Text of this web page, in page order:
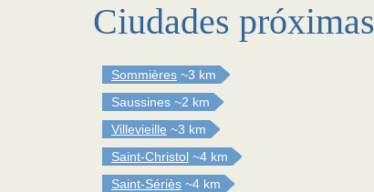
Ciudades próximas
Sommières ~3 km
Saussines ~2 km
Villevieille ~3 km
Saint-Christol ~4 km
Saint-Sériès ~4 km